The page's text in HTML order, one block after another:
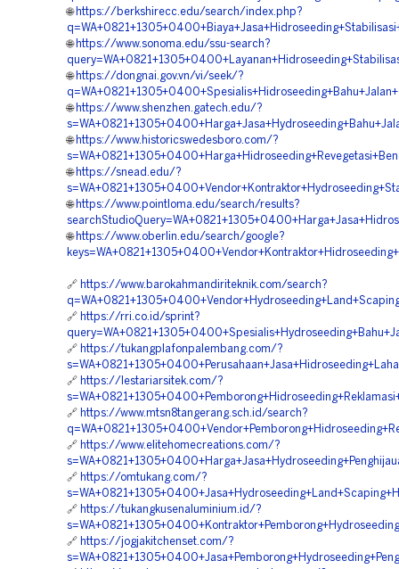
🌐 https://berkshirecc.edu/search/index.php?
🌐 https://www.sonoma.edu/ssu-search?
🌐 https://dongnai.gov.vn/vi/seek/?
🌐 https://www.shenzhen.gatech.edu/?
🌐 https://www.historicswedesboro.com/?
🌐 https://snead.edu/?
🌐 https://www.pointloma.edu/search/results?
🌐 https://www.oberlin.edu/search/google?
🔗 https://www.barokahmandiriteknik.com/search?
🔗 https://rri.co.id/sprint?
🔗 https://tukangplafonpalembang.com/?
🔗 https://lestariarsitek.com/?
🔗 https://www.mtsn8tangerang.sch.id/search?
🔗 https://www.elitehomecreations.com/?
🔗 https://omtukang.com/?
🔗 https://tukangkusenaluminium.id/?
🔗 https://jogjakitchenset.com/?